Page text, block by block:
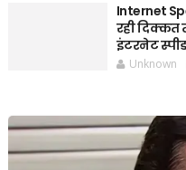
Internet
रही दिक्कत
इंटरनेट
Unknown